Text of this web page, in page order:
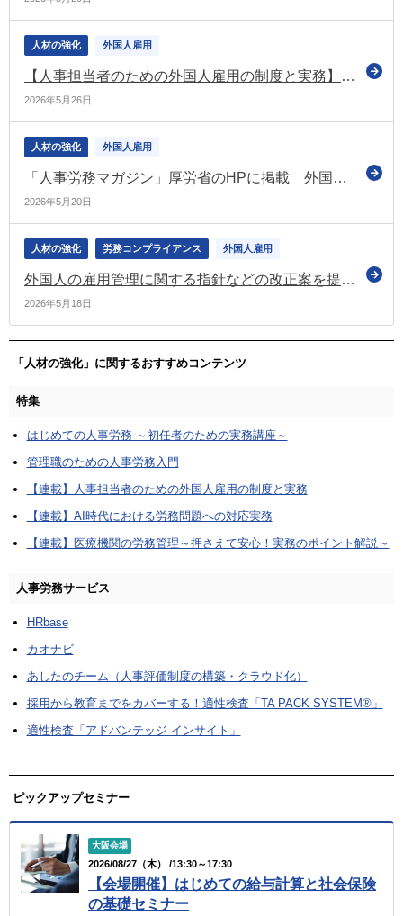
人材の強化 外国人雇用
【人事担当者のための外国人雇用の制度と実務】外国人雇用の言葉の壁を解消｜厚労省「多言語用語集」など実務で役立つ3つの支援ツール
2026年5月26日
人材の強化 外国人雇用
「人事労務マガジン」厚労省のHPに掲載 外国人雇用啓発月間などの情報を掲載
2026年5月20日
人材の強化 労務コンプライアンス 外国人雇用
外国人の雇用管理に関する指針などの改正案を提示 事業主は日本語学習の支援に努めることなどを盛り込む（労政審の職業安定分科会）
2026年5月18日
「人材の強化」に関するおすすめコンテンツ
特集
はじめての人事労務 ～初任者のための実務講座～
管理職のための人事労務入門
【連載】人事担当者のための外国人雇用の制度と実務
【連載】AI時代における労務問題への対応実務
【連載】医療機関の労務管理～押さえて安心！実務のポイント解説～
人事労務サービス
HRbase
カオナビ
あしたのチーム（人事評価制度の構築・クラウド化）
採用から教育までをカバーする！適性検査「TA PACK SYSTEM®」
適性検査「アドバンテッジ インサイト」
ピックアップセミナー
大阪会場
2026/08/27（木） /13:30～17:30
【会場開催】はじめての給与計算と社会保険
の基礎セミナー